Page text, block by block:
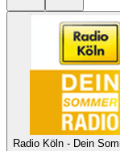
Radio Köln - Dein